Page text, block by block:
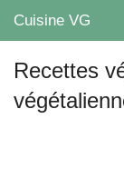
Cuisine VG
Mes blogs préférés
Recettes